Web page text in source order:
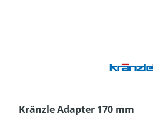
Kränzle Adapter 170 mm